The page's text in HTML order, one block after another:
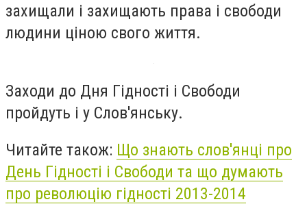
захищали і захищають права і свободи
людини ціною свого життя.
Заходи до Дня Гідності і Свободи
пройдуть і у Слов'янську.
Читайте також: Що знають слов'янці про
День Гідності і Свободи та що думають
про революцію гідності 2013-2014